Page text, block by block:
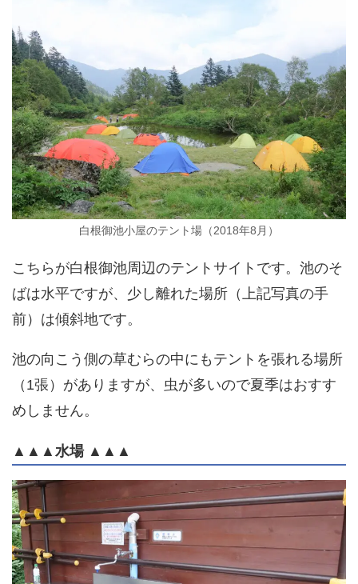
白根御池小屋のテント場（2018年8月）
こちらが白根御池周辺のテントサイトです。池のそ
ばは水平ですが、少し離れた場所（上記写真の手
前）は傾斜地です。
池の向こう側の草むらの中にもテントを張れる場所
（1張）がありますが、虫が多いので夏季はおすす
めしません。
▲▲▲水場 ▲▲▲